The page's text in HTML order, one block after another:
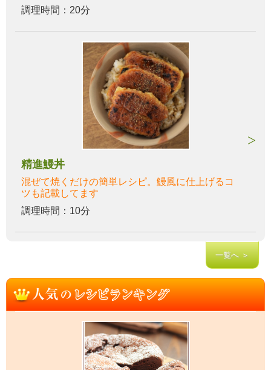
調理時間：20分
精進鰻丼
混ぜて焼くだけの簡単レシピ。鰻風に仕上げるコ
ツも記載してます
調理時間：10分
一覧へ ＞